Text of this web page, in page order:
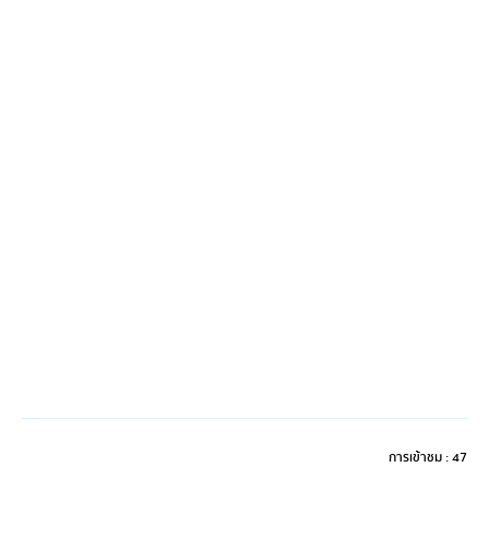
การเข้าชม : 47